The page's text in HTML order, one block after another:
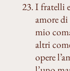
I fratelli
amore
mio
altri
opere